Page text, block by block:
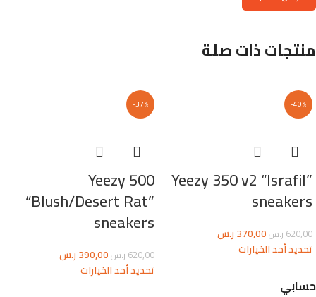
منتجات ذات صلة
-40%
Yeezy 350 v2 “Israfil”
sneakers
620,00ر.س370,00ر.س
تحديد أحد الخيارات
-37%
Yeezy 500
“Blush/Desert Rat”
sneakers
620,00ر.س390,00ر.س
تحديد أحد الخيارات
حسابي